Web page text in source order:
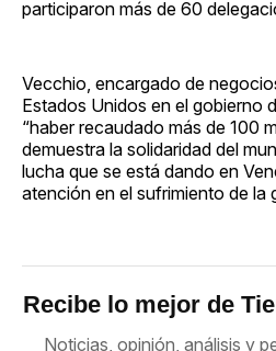
participaron más de 60
Vecchio, encargado de
Estados Unidos en el gobierno
“haber recaudado más de 100
demuestra la solidaridad del
lucha que se está dando en
atención en el sufrimiento de la
Recibe lo mejor de
Noticias, opinión, análisis y